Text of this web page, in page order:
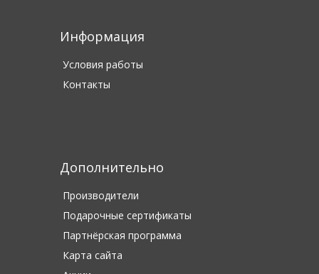
Информация
Условия работы
Контакты
Дополнительно
Производители
Подарочные сертификаты
Партнёрская программа
Карта сайта